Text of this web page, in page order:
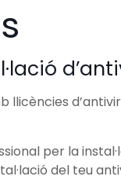
llicències
per la
del teu